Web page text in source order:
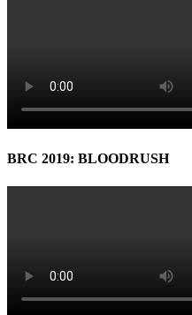
BRC 2019: BLOODRUSH